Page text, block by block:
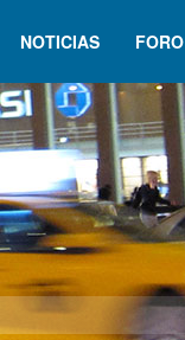
NOTICIAS FORO